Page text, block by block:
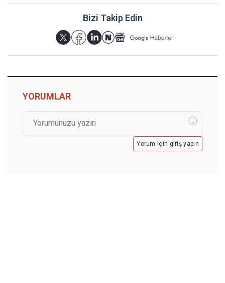
Bizi Takip Edin
YORUMLAR
Yorum için giriş yapın